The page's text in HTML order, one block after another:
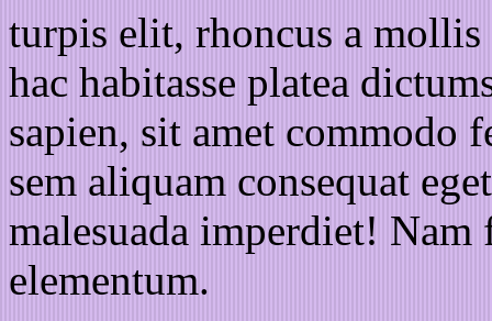
turpis elit, rhoncus a
hac habitasse platea
sapien, sit amet
sem aliquam consequat
malesuada imperdiet! Nam
elementum.